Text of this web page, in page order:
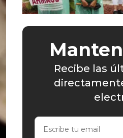
Recibe las
Escribe